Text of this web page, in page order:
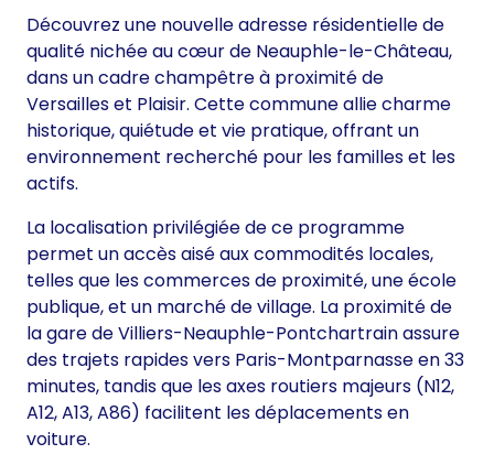
Découvrez une nouvelle adresse résidentielle de
qualité nichée au cœur de Neauphle-le-Château,
dans un cadre champêtre à proximité de
Versailles et Plaisir. Cette commune allie charme
historique, quiétude et vie pratique, offrant un
environnement recherché pour les familles et les
actifs.
La localisation privilégiée de ce programme
permet un accès aisé aux commodités locales,
telles que les commerces de proximité, une école
publique, et un marché de village. La proximité de
la gare de Villiers-Neauphle-Pontchartrain assure
des trajets rapides vers Paris-Montparnasse en 33
minutes, tandis que les axes routiers majeurs (N12,
A12, A13, A86) facilitent les déplacements en
voiture.